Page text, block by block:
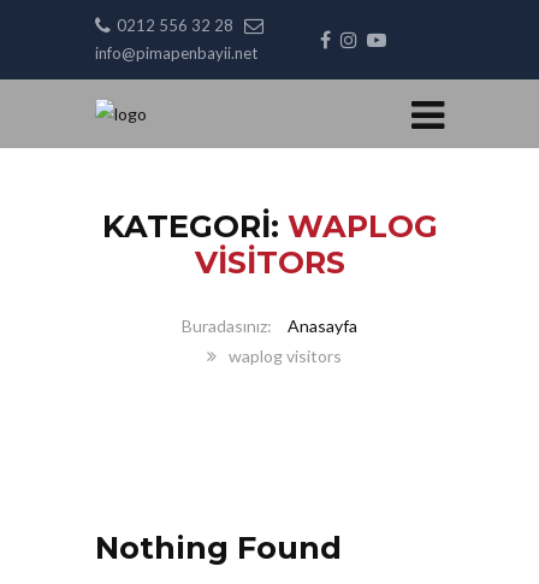
0212 556 32 28
info@pimapenbayii.net
KATEGORI: WAPLOG
VISITORS
Anasayfa
waplog visitors
Nothing Found